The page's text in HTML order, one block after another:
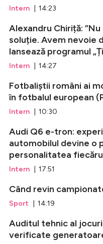
Intern | 14:23
Alexandru Chiriță:
soluție. Avem nevoie
lansează programul
Intern | 14:27
Fotbaliștii români ai
în fotbalul european
Intern | 10:30
Audi Q6 e-tron:
automobilul devine o
personalitatea
Intern | 17:51
Când revin
Sport | 14:19
Auditul tehnic al
verificate